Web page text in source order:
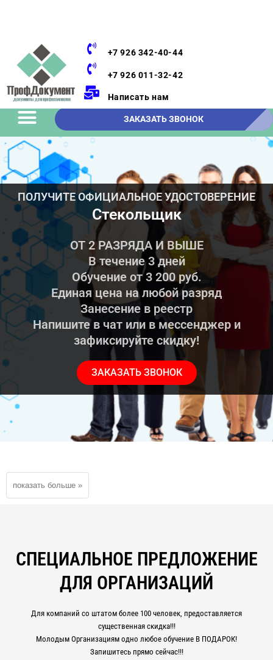
+7 926 342-40-44
+7 926 011-32-42
Написать нам
ЗАКАЗАТЬ ЗВОНОК
ПОЛУЧИТЕ ОФИЦИАЛЬНОЕ УДОСТОВЕРЕНИЕ
Стекольщик
ОТ 2 РАЗРЯДА И ВЫШЕ
В течение 3 дней
Обучение от 3 200 руб.
Единая цена на любой разряд
Занесение в реестр
Напишите в чат или в мессенджер и
зафиксируйте скидку!
ЗАКАЗАТЬ ЗВОНОК
СПЕЦИАЛЬНОЕ ПРЕДЛОЖЕНИЕ
ДЛЯ ОРГАНИЗАЦИЙ
Для компаний со штатом более 100 человек, предоставляется
существенная скидка!!!
Молодым Организациям одно любое обучение В ПОДАРОК!
Запишитесь прямо сейчас!!!